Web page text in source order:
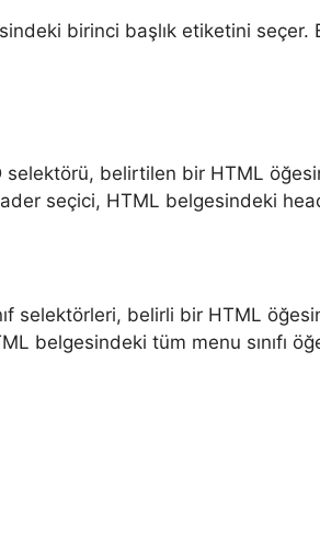
birinci başlık etiketini seçer.
belirtilen bir HTML
seçici, HTML belgesindeki
selektörleri, belirli bir HTML
belgesindeki tüm menu sınıfı